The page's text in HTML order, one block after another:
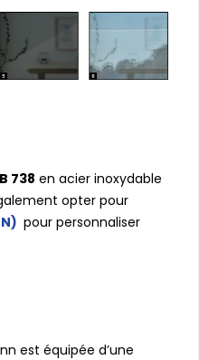
738 en acier inoxydable
opter pour
pour personnaliser
est équipée d’une